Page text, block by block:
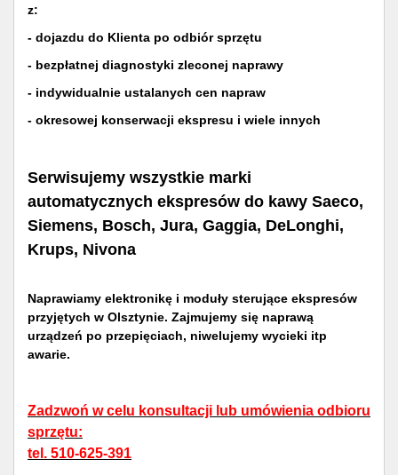
z:
- dojazdu do Klienta po odbiór sprzętu
- bezpłatnej diagnostyki zleconej naprawy
- indywidualnie ustalanych cen napraw
- okresowej konserwacji ekspresu i wiele innych
Serwisujemy wszystkie marki
automatycznych ekspresów do kawy Saeco,
Siemens, Bosch, Jura, Gaggia, DeLonghi,
Krups, Nivona
Naprawiamy elektronikę i moduły sterujące ekspresów
przyjętych w Olsztynie. Zajmujemy się naprawą
urządzeń po przepięciach, niwelujemy wycieki itp
awarie.
Zadzwoń w celu konsultacji lub umówienia odbioru
sprzętu:
tel. 510-625-391